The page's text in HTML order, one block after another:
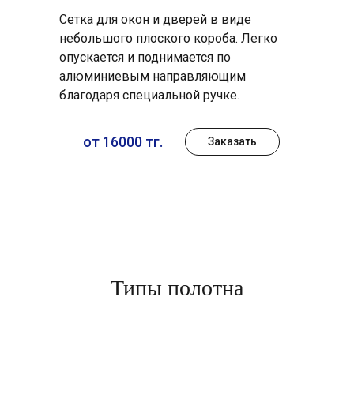
от 16000 тг. Заказать
Сетка для окон и дверей в виде
небольшого плоского короба. Легко
опускается и поднимается по
алюминиевым направляющим
благодаря специальной ручке.
Типы полотна